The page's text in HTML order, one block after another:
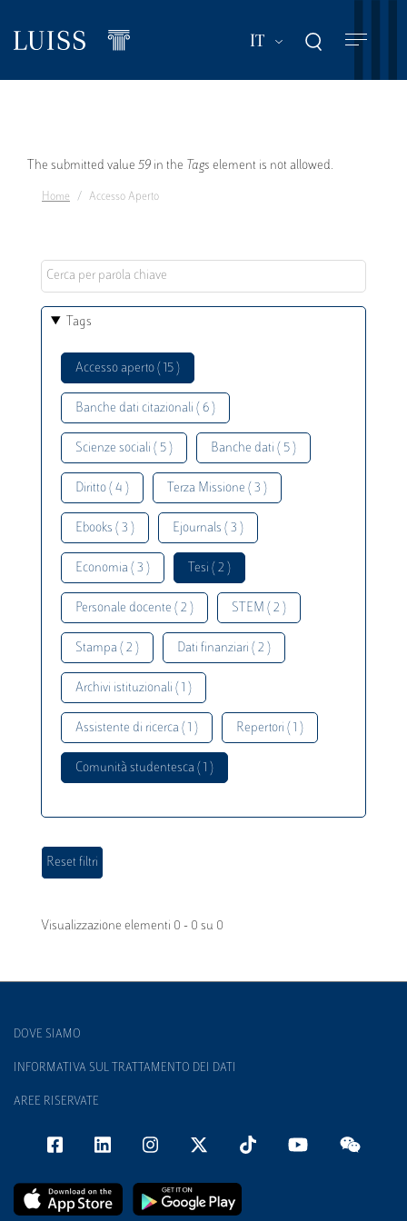
contenuto
IT Mostra ulteriori
Messaggio
di
The submitted value 59 in the Tags element is not allowed.
Home Accesso Aperto
Tags
Accesso aperto ( 15 )
Banche dati citazionali ( 6 )
Scienze sociali ( 5 ) Banche dati ( 5 )
Diritto ( 4 ) Terza Missione ( 3 )
Ebooks ( 3 ) Ejournals ( 3 )
Economia ( 3 ) Tesi ( 2 )
Personale docente ( 2 ) STEM ( 2 )
Stampa ( 2 ) Dati finanziari ( 2 )
Archivi istituzionali ( 1 )
Assistente di ricerca ( 1 ) Repertori ( 1 )
Comunità studentesca ( 1 )
Visualizzazione elementi 0 - 0 su 0
DOVE SIAMO
INFORMATIVA SUL TRATTAMENTO DEI DATI
AREE RISERVATE